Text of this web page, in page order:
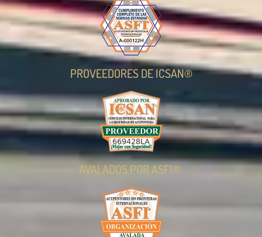
PROVEEDORES DE ICSAN®
AVALADOS POR ASFI®